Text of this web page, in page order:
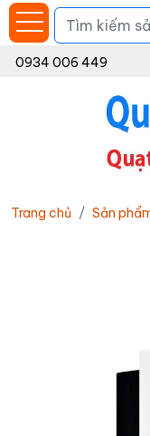
0934 006 449
Trang chủ Sản